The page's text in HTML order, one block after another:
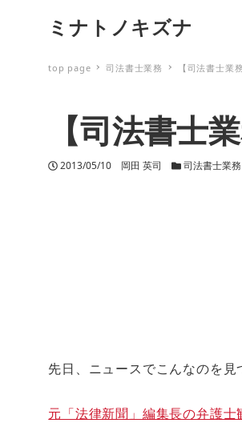
ミナトノキズナ
top page 司法書士業務 【司法書士業
【司法書士
投稿日
2013/05/10 著者
岡田 英司 カテゴリー
司法書士業務
先日、ニュースでこんなのを見
元「法律新聞」編集長の弁護